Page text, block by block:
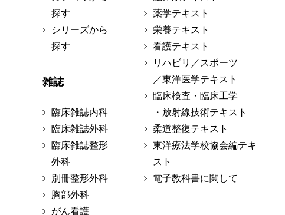
探す
シリーズから
探す
雑誌
臨床雑誌内科
臨床雑誌外科
臨床雑誌整形
外科
別冊整形外科
胸部外科
がん看護
薬学テキスト
栄養テキスト
看護テキスト
リハビリ／スポーツ
／東洋医学テキスト
臨床検査・臨床工学
・放射線技術テキスト
柔道整復テキスト
東洋療法学校協会編テキ
スト
電子教科書に関して